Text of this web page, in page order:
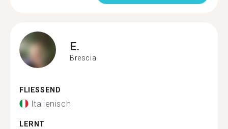
E.
Brescia
FLIESSEND
Italienisch
LERNT